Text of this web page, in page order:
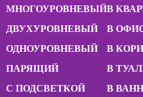
МНОГОУРОВНЕВЫЙ
ДВУХУРОВНЕВЫЙ
ОДНОУРОВНЕВЫЙ
ПАРЯЩИЙ
С ПОДСВЕТКОЙ
В
В
В
В
В